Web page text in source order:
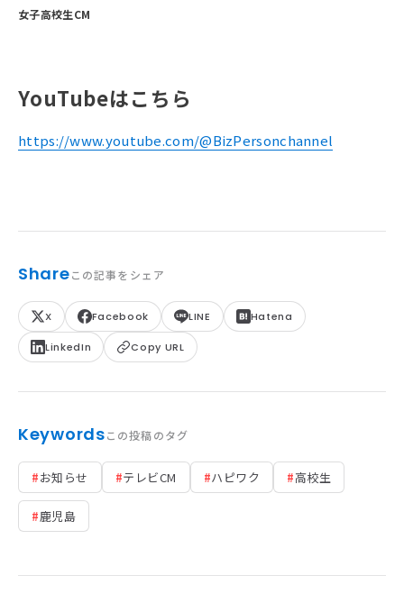
女子高校生CM
YouTubeはこちら
https://www.youtube.com/@BizPersonchannel
Shareこの記事をシェア
X Facebook LINE Hatena
LinkedIn Copy URL
Keywordsこの投稿のタグ
#お知らせ #テレビCM #ハピワク #高校生
#鹿児島